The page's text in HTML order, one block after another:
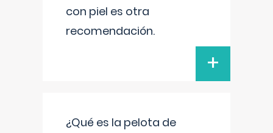
con piel es otra
recomendación.
+
¿Qué es la pelota de